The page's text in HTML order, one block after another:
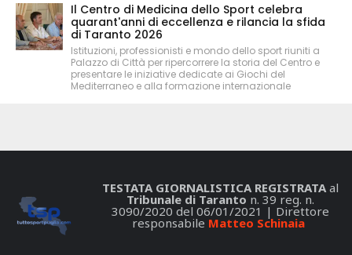
Il Centro di Medicina dello Sport celebra
quarant'anni di eccellenza e rilancia la sfida
di Taranto 2026
Istituzioni, professionisti e mondo dello sport riuniti a
Palazzo di Città per ripercorrere la storia del Centro e
presentare le iniziative dedicate ai Giochi del
Mediterraneo e alla formazione internazionale
TESTATA GIORNALISTICA REGISTRATAal
Tribunale di Taranto n. 39 reg. n.
3090/2020 del 06/01/2021 | Direttore
responsabile Matteo Schinaia